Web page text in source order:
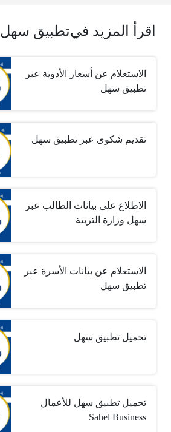
اقرأ المزيد فيتطبيق سهل
الاستعلام عن أسعار الأدوية عبر
تطبيق سهل
تقديم شكوى عبر تطبيق سهل
الاطلاع على بيانات الطالب عبر
سهل وزارة التربية
الاستعلام عن بيانات الأسرة عبر
تطبيق سهل
تحميل تطبيق سهل
تحميل تطبيق سهل للأعمال
Sahel Business